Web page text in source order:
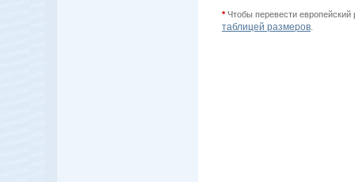
*Чтобы перевести европейский
таблицей размеров